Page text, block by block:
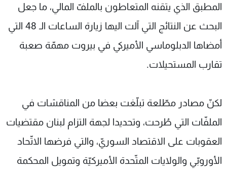
المطبق الذي يتقنه المتعاطون بالملفّ المالي، ما جعل
البحث عن النتائج التي آلت اليها زيارة الساعات الـ 48 التي
أمضاها الدبلوماسي الأميركي في بيروت مهمّة صعبة
تقارب المستحيلات.
لكنّ مصادر مطّلعة تبلّغت بعضا من المناقشات في
الملفّات التي طُرحت، وتحديدا لجهة التزام لبنان مقتضيات
العقوبات على الاقتصاد السوريّ، والتي فرضها الاتّحاد
الأوروبّي والولايات المتّحدة الأميركيّة وتمويل المحكمة